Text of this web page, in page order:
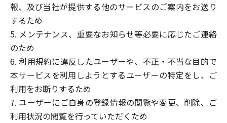
報、及び当社が提供する他のサービスのご案内をお送り
するため
5. メンテナンス、重要なお知らせ等必要に応じたご連絡
のため
6. 利用規約に違反したユーザーや、不正・不当な目的で
本サービスを利用しようとするユーザーの特定をし、ご
利用をお断りするため
7. ユーザーにご自身の登録情報の閲覧や変更、削除、ご
利用状況の閲覧を行っていただくため